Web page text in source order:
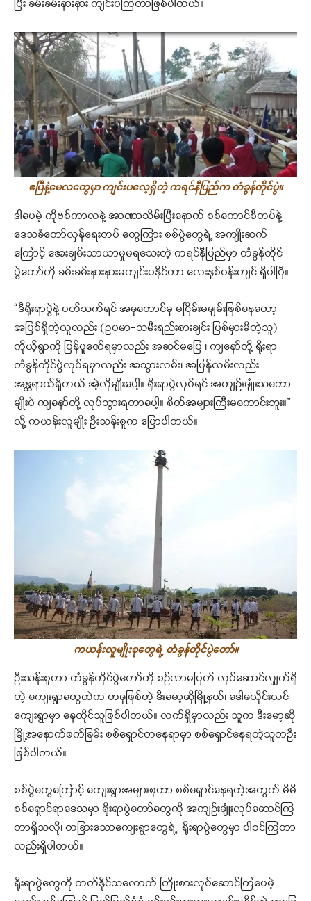
ပြီး ခမ်းခမ်းနားနား ကျင်းပကြတာဖြစ်ပါတယ်။
ဧပြီနဲ့မေလတွေမှာ ကျင်းပလေ့ရှိတဲ့ ကရင်နီပြည်က တံခွန်တိုင်ပွဲ။
ဒါပေမဲ့ ကိုဗစ်ကာလနဲ့ အာဏာသိမ်းပြီးနောက် စစ်ကောင်စီတပ်နဲ့
ဒေသခံတော်လှန်ရေးတပ် တွေကြား စစ်ပွဲတွေရဲ့ အကျိုးဆက်
ကြောင့် အေးချမ်းသာယာမှုမရသေးတဲ့ ကရင်နီပြည်မှာ တံခွန်တိုင်
ပွဲတော်ကို ခမ်းခမ်းနားနားမကျင်းပနိုင်တာ လေးနှစ်၀န်းကျင် ရှိပါပြီ။
“ဒီရိုးရာပွဲနဲ့ ပတ်သက်ရင် အခုတောင်မှ မငြိမ်းမချမ်းဖြစ်နေတော့
အပြစ်ရှိတဲ့လူလည်း (ဥပမာ-သမီးရည်းစားချင်း ပြစ်မှားမိတဲ့သူ)
ကိုယ့်ရွာကို ပြန်ပူဇော်ရမှာလည်း အဆင်မပြေ ၊ ကျနော်တို့ ရိုးရာ
တံခွန်တိုင်ပွဲလုပ်ရမှာလည်း အသွားလမ်း၊ အပြန်လမ်းလည်း
အန္တရာယ်ရှိတယ် အဲ့လိုမျိုးပေါ့။ ရိုးရာပွဲလုပ်ရင် အကျဉ်းချုံးသဘော
မျိုးပဲ ကျနော်တို့ လုပ်သွားရတာပေါ့။ စိတ်အများကြီးမကောင်းဘူး။”
လို့ ကယန်းလူမျိုး ဦးသန်းစူက ပြောပါတယ်။
ကယန်းလူမျိုးစုတွေရဲ့ တံခွန်တိုင်ပွဲတော်။
ဦးသန်းစူဟာ တံခွန်တိုင်ပွဲတော်ကို စဉ်လာမပြတ် လုပ်ဆောင်လျှက်ရှိ
တဲ့ ကျေးရွာတွေထဲက တခုဖြစ်တဲ့ ဒီးမော့ဆိုမြို့နယ်၊ ဒေါခလိုင်းလင်
ကျေးရွာမှာ နေထိုင်သူဖြစ်ပါတယ်။ လက်ရှိမှာလည်း သူက ဒီးမော့ဆို
မြို့အနောက်ဖက်ခြမ်း စစ်ရှောင်တနေရာမှာ စစ်ရှောင်နေရတဲ့သူတဦး
ဖြစ်ပါတယ်။
စစ်ပွဲတွေကြောင့် ကျေးရွာအများစုဟာ စစ်ရှောင်နေရတဲ့အတွက် မိမိ
စစ်ရှောင်ရာဒေသမှာ ရိုးရာပွဲတော်တွေကို အကျဉ်းချုံးလုပ်ဆောင်ကြ
တာရှိသလို၊ တခြားသောကျေးရွာတွေရဲ့ ရိုးရာပွဲတွေမှာ ပါဝင်ကြတာ
လည်းရှိပါတယ်။
ရိုးရာပွဲတွေကို တတ်နိုင်သလောက် ကြိုးစားလုပ်ဆောင်ကြပေမဲ့